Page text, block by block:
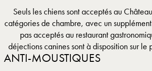
Seuls les chiens sont acceptés au
catégories de chambre, avec un
pas acceptés au restaurant
déjections canines sont à disposition sur le
ANTI-MOUSTIQUES